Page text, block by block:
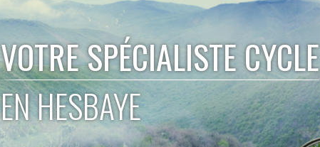
VOTRE SPÉCIALISTE CYCLE
EN HESBAYE